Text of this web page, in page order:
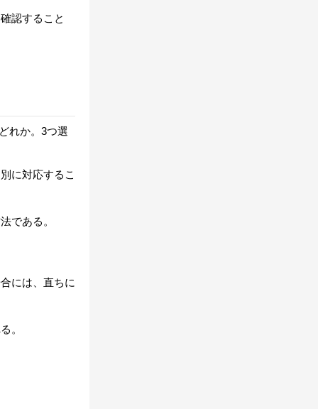
認すること
れか。3つ選
に対応するこ
である。
には、直ちに
。